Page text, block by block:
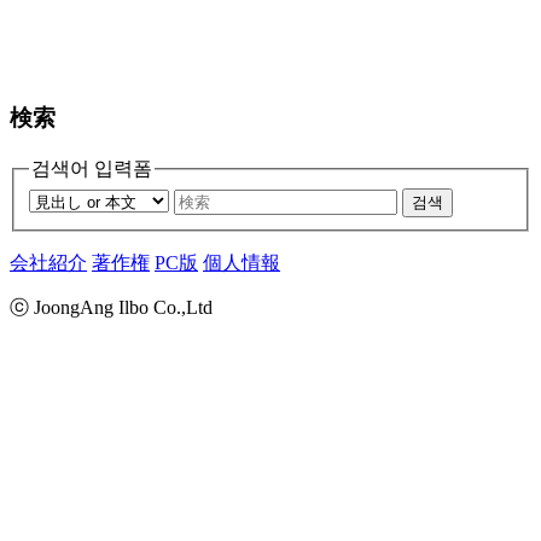
検索
검색어 입력폼
검색
会社紹介 著作権 PC版 個人情報
ⓒ JoongAng Ilbo Co.,Ltd